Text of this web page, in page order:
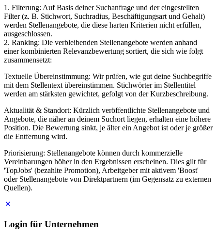
1. Filterung: Auf Basis deiner Suchanfrage und der eingestellten
Filter (z. B. Stichwort, Suchradius, Beschäftigungsart und Gehalt)
werden Stellenangebote, die diese harten Kriterien nicht erfüllen,
ausgeschlossen.
2. Ranking: Die verbleibenden Stellenangebote werden anhand
einer kombinierten Relevanzbewertung sortiert, die sich wie folgt
zusammensetzt:
Textuelle Übereinstimmung: Wir prüfen, wie gut deine Suchbegriffe
mit dem Stellentext übereinstimmen. Stichwörter im Stellentitel
werden am stärksten gewichtet, gefolgt von der Kurzbeschreibung.
Aktualität & Standort: Kürzlich veröffentlichte Stellenangebote und
Angebote, die näher an deinem Suchort liegen, erhalten eine höhere
Position. Die Bewertung sinkt, je älter ein Angebot ist oder je größer
die Entfernung wird.
Priorisierung: Stellenangebote können durch kommerzielle
Vereinbarungen höher in den Ergebnissen erscheinen. Dies gilt für
'TopJobs' (bezahlte Promotion), Arbeitgeber mit aktivem 'Boost'
oder Stellenangebote von Direktpartnern (im Gegensatz zu externen
Quellen).
Login für Unternehmen